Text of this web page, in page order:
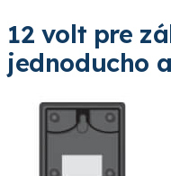
12 volt pre
jednoducho